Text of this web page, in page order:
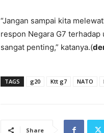
“Jangan sampai kita
respon Negara G7
sangat penting,” katanya.(
TAGS g20 Ktt g7 NATO
Share